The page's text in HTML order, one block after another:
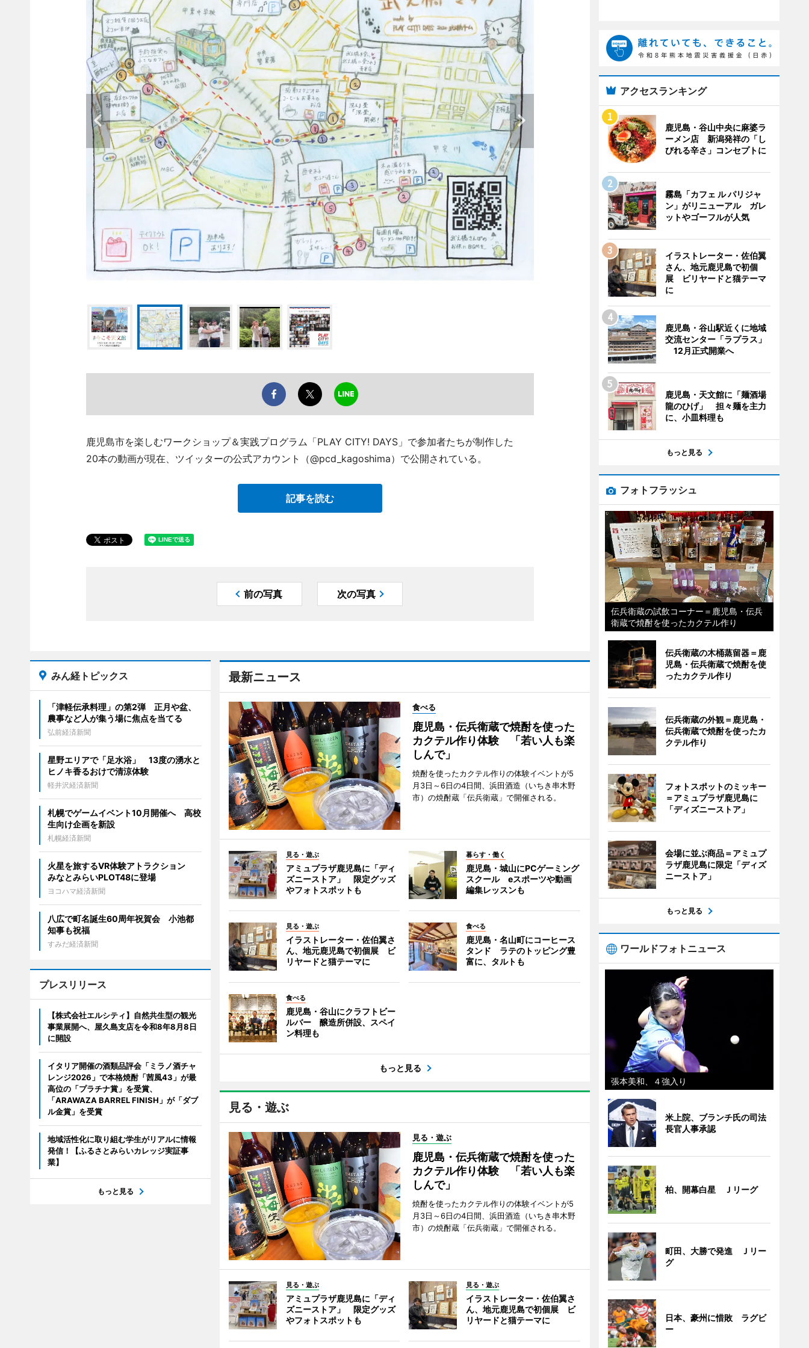
鹿児島市を楽しむワークショップ＆実践プログラム「PLAY CITY! DAYS」で参加者たちが制作した
20本の動画が現在、ツイッターの公式アカウント（@pcd_kagoshima）で公開されている。
記事を読む
前の写真 次の写真
最新ニュース
食べる
鹿児島・伝兵衛蔵で焼酎を使った
カクテル作り体験 「若い人も楽
しんで」
焼酎を使ったカクテル作りの体験イベントが5
月3日～6日の4日間、浜田酒造（いちき串木野
市）の焼酎蔵「伝兵衛蔵」で開催される。
見る・遊ぶ
アミュプラザ鹿児島に「ディ
ズニーストア」 限定グッズ
やフォトスポットも
暮らす・働く
鹿児島・城山にPCゲーミング
スクール eスポーツや動画
編集レッスンも
見る・遊ぶ
イラストレーター・佐伯翼さ
ん、地元鹿児島で初個展 ビ
リヤードと猫テーマに
食べる
鹿児島・名山町にコーヒース
タンド ラテのトッピング豊
富に、タルトも
食べる
鹿児島・谷山にクラフトビー
ルバー 醸造所併設、スペイ
ン料理も
もっと見る
見る・遊ぶ
見る・遊ぶ
鹿児島・伝兵衛蔵で焼酎を使った
カクテル作り体験 「若い人も楽
しんで」
焼酎を使ったカクテル作りの体験イベントが5
月3日～6日の4日間、浜田酒造（いちき串木野
市）の焼酎蔵「伝兵衛蔵」で開催される。
見る・遊ぶ
アミュプラザ鹿児島に「ディ
ズニーストア」 限定グッズ
やフォトスポットも
見る・遊ぶ
イラストレーター・佐伯翼さ
ん、地元鹿児島で初個展 ビ
リヤードと猫テーマに
みん経トピックス
「津軽伝承料理」の第2弾 正月や盆、
農事など人が集う場に焦点を当てる
弘前経済新聞
星野エリアで「足水浴」 13度の湧水と
ヒノキ香るおけで清涼体験
軽井沢経済新聞
札幌でゲームイベント10月開催へ 高校
生向け企画を新設
札幌経済新聞
火星を旅するVR体験アトラクション
みなとみらいPLOT48に登場
ヨコハマ経済新聞
八広で町名誕生60周年祝賀会 小池都
知事も祝福
すみだ経済新聞
プレスリリース
【株式会社エルシティ】自然共生型の観光
事業展開へ、屋久島支店を令和8年8月8日
に開設
イタリア開催の酒類品評会「ミラノ酒チャ
レンジ2026」で本格焼酎「茜風43」が最
高位の「プラチナ賞」を受賞、
「ARAWAZA BARREL FINISH」が「ダブ
ル金賞」を受賞
地域活性化に取り組む学生がリアルに情報
発信！【ふるさとみらいカレッジ実証事
業】
もっと見る
アクセスランキング
鹿児島・谷山中央に麻婆ラ
ーメン店 新潟発祥の「し
びれる辛さ」コンセプトに
霧島「カフェ ル パリジャ
ン」がリニューアル ガレ
ットやゴーフルが人気
イラストレーター・佐伯翼
さん、地元鹿児島で初個
展 ビリヤードと猫テーマ
に
鹿児島・谷山駅近くに地域
交流センター「ラプラス」
12月正式開業へ
鹿児島・天文館に「麺酒場
龍のひげ」 担々麺を主力
に、小皿料理も
もっと見る
フォトフラッシュ
伝兵衛蔵の試飲コーナー＝鹿児島・伝兵
衛蔵で焼酎を使ったカクテル作り
伝兵衛蔵の木桶蒸留器＝鹿
児島・伝兵衛蔵で焼酎を使
ったカクテル作り
伝兵衛蔵の外観＝鹿児島・
伝兵衛蔵で焼酎を使ったカ
クテル作り
フォトスポットのミッキー
＝アミュプラザ鹿児島に
「ディズニーストア」
会場に並ぶ商品＝アミュプ
ラザ鹿児島に限定「ディズ
ニーストア」
もっと見る
ワールドフォトニュース
張本美和、４強入り
米上院、ブランチ氏の司法
長官人事承認
柏、開幕白星 Ｊリーグ
町田、大勝で発進 Ｊリー
グ
日本、豪州に惜敗 ラグビ
ー